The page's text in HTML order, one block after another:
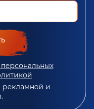
рекламной и